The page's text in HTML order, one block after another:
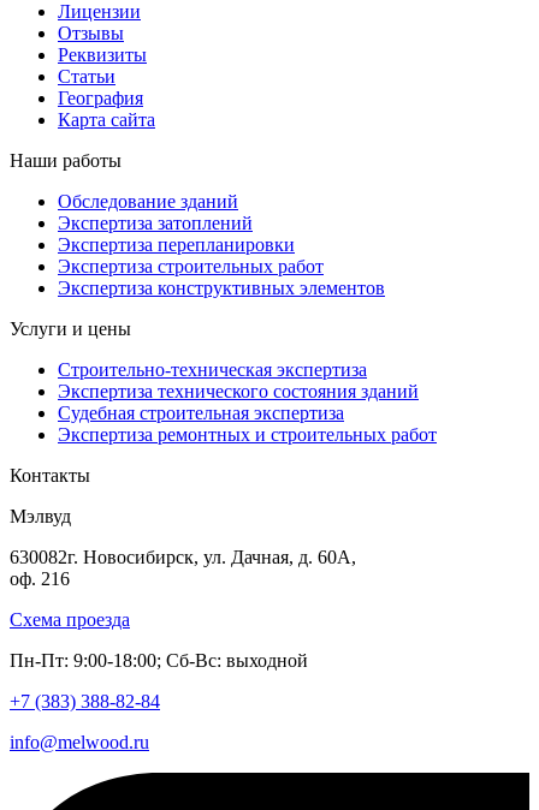
Лицензии
Отзывы
Реквизиты
Статьи
География
Карта сайта
Наши работы
Обследование зданий
Экспертиза затоплений
Экспертиза перепланировки
Экспертиза строительных работ
Экспертиза конструктивных элементов
Услуги и цены
Строительно-техническая экспертиза
Экспертиза технического состояния зданий
Судебная строительная экспертиза
Экспертиза ремонтных и строительных работ
Контакты
Мэлвуд
630082г. Новосибирск, ул. Дачная, д. 60А,
оф. 216
Схема проезда
Пн-Пт: 9:00-18:00; Сб-Вс: выходной
+7 (383) 388-82-84
info@melwood.ru